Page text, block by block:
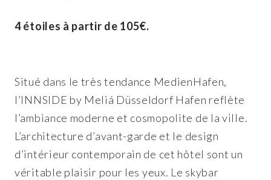
4 étoiles à partir de 105€.
Situé dans le très tendance MedienHafen,
l’INNSIDE by Meliá Düsseldorf Hafen reflète
l’ambiance moderne et cosmopolite de la ville.
L’architecture d’avant-garde et le design
d’intérieur contemporain de cet hôtel sont un
véritable plaisir pour les yeux. Le skybar